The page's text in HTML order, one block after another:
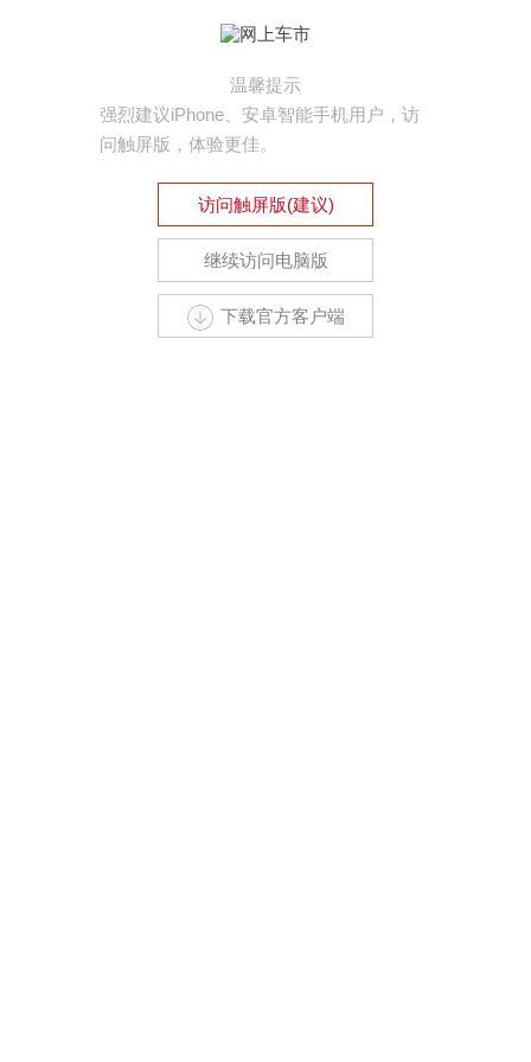
温馨提示
强烈建议iPhone、安卓智能手机用户，访
问触屏版，体验更佳。
访问触屏版(建议)
继续访问电脑版
下载官方客户端